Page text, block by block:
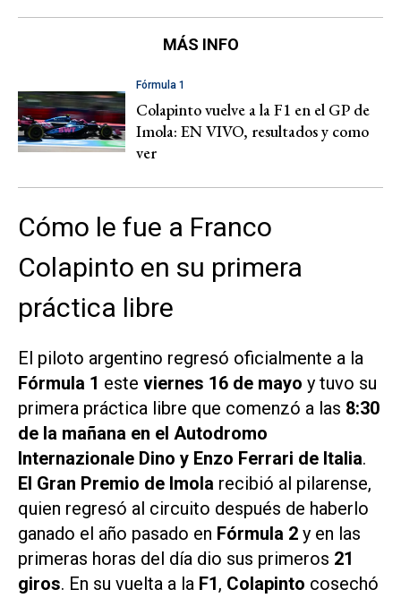
MÁS INFO
Fórmula 1
Colapinto vuelve a la F1 en el GP de
Imola: EN VIVO, resultados y como
ver
Cómo le fue a Franco
Colapinto en su primera
práctica libre
El piloto argentino regresó oficialmente a la
Fórmula 1 este viernes 16 de mayo y tuvo su
primera práctica libre que comenzó a las 8:30
de la mañana en el Autodromo
Internazionale Dino y Enzo Ferrari de Italia.
El Gran Premio de Imola recibió al pilarense,
quien regresó al circuito después de haberlo
ganado el año pasado en Fórmula 2 y en las
primeras horas del día dio sus primeros 21
giros. En su vuelta a la F1, Colapinto cosechó